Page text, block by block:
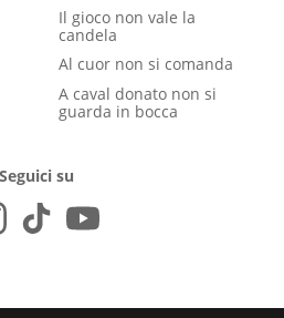
Il gioco non vale la
candela
Al cuor non si comanda
A caval donato non si
guarda in bocca
Seguici su